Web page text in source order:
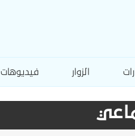
الزوار فيديوهات